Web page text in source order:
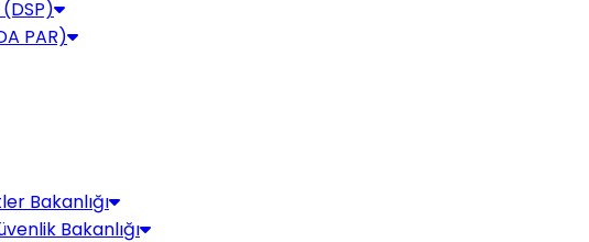
PAR)
Bakanlığı
Bakanlığı